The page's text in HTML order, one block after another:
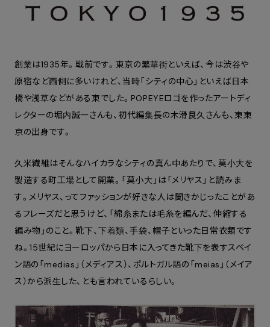
創業は1935年。戦前です。東京の繁華街といえば、今は渋谷や
原宿など西側に多いけれど、当時「シティの中心」といえば日本
橋や浅草などがある東でした。POPEYEロゴを作ったアートディ
レクターの堀内誠一さんも、初代編集長の木滑良久さんも、東東
京の出身です。
久米繊維はそんなハイカラなシティの真ん中あたりで、莫小大を
製造する町工場として開業。「莫小大」は「メリヤス」と読みま
す。メリヤス、ってファッションが好きな人は聞きかじったことがあ
るフレーズだと思うけど、「綿糸または毛糸を編んだ、伸縮する
編み物」のこと。靴下、下着類、手袋、帽子といった日常衣類です
ね。15世紀にヨーロッパから日本に入ってきた靴下を表すスペイ
ン語の「medias」（メディアス）、ポルトガル語の「meias」（メイア
ス）から派生した、とも言われているらしい。